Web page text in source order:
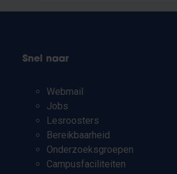
Snel naar
Webmail
Jobs
Lesroosters
Bereikbaarheid
Onderzoeksgroepen
Campusfaciliteiten